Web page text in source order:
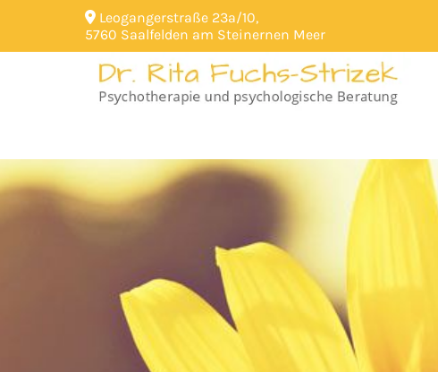
 Leogangerstraße 23a/10,
5760 Saalfelden am Steinernen Meer